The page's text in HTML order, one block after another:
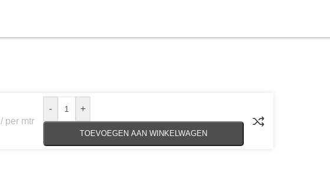
per mtr
- +
TOEVOEGEN AAN WINKELWAGEN